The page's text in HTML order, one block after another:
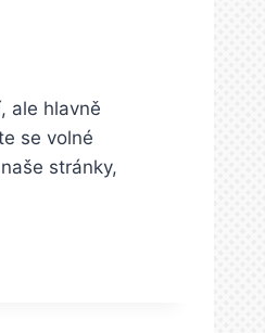
ale hlavně
se volné
stránky,